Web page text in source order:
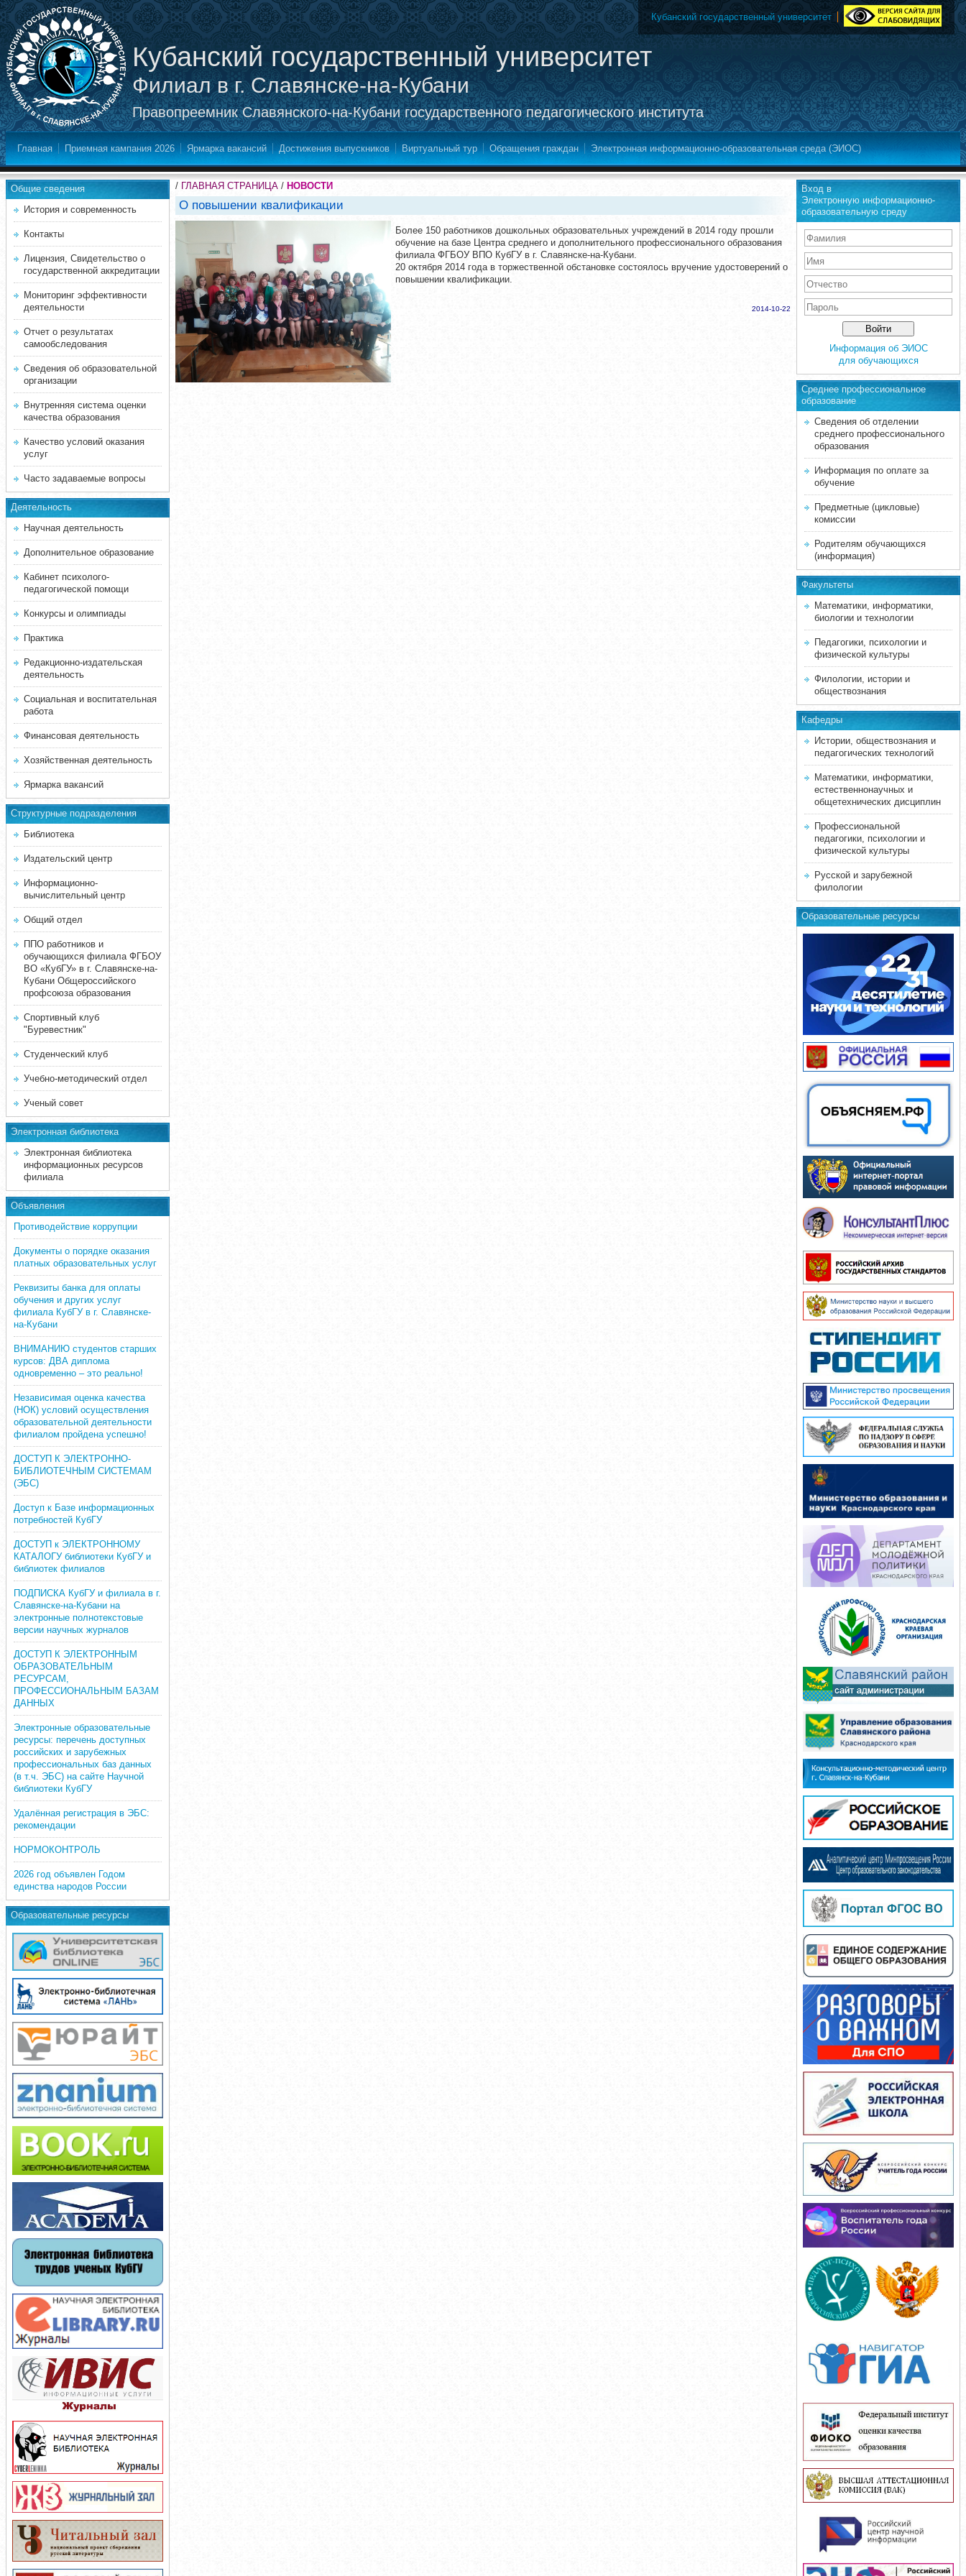
Кубанский государственный университет
Филиал в г. Славянске-на-Кубани
Правопреемник Славянского-на-Кубани государственного педагогического института
Кубанский государственный университет
Главная Приемная кампания 2026 Ярмарка вакансий Достижения выпускников Виртуальный тур Обращения граждан Электронная информационно-образовательная среда (ЭИОС)
Общие сведения
История и современность
Контакты
Лицензия, Свидетельство о
государственной аккредитации
Мониторинг эффективности
деятельности
Отчет о результатах
самообследования
Сведения об образовательной
организации
Внутренняя система оценки
качества образования
Качество условий оказания
услуг
Часто задаваемые вопросы
Деятельность
Научная деятельность
Дополнительное образование
Кабинет психолого-
педагогической помощи
Конкурсы и олимпиады
Практика
Редакционно-издательская
деятельность
Социальная и воспитательная
работа
Финансовая деятельность
Хозяйственная деятельность
Ярмарка вакансий
Структурные подразделения
Библиотека
Издательский центр
Информационно-
вычислительный центр
Общий отдел
ППО работников и
обучающихся филиала ФГБОУ
ВО «КубГУ» в г. Славянске-на-
Кубани Общероссийского
профсоюза образования
Спортивный клуб
"Буревестник"
Студенческий клуб
Учебно-методический отдел
Ученый совет
Электронная библиотека
Электронная библиотека
информационных ресурсов
филиала
Объявления
Противодействие коррупции
Документы о порядке оказания
платных образовательных услуг
Реквизиты банка для оплаты
обучения и других услуг
филиала КубГУ в г. Славянске-
на-Кубани
ВНИМАНИЮ студентов старших
курсов: ДВА диплома
одновременно – это реально!
Независимая оценка качества
(НОК) условий осуществления
образовательной деятельности
филиалом пройдена успешно!
ДОСТУП К ЭЛЕКТРОННО-
БИБЛИОТЕЧНЫМ СИСТЕМАМ
(ЭБС)
Доступ к Базе информационных
потребностей КубГУ
ДОСТУП к ЭЛЕКТРОННОМУ
КАТАЛОГУ библиотеки КубГУ и
библиотек филиалов
ПОДПИСКА КубГУ и филиала в г.
Славянске-на-Кубани на
электронные полнотекстовые
версии научных журналов
ДОСТУП К ЭЛЕКТРОННЫМ
ОБРАЗОВАТЕЛЬНЫМ
РЕСУРСАМ,
ПРОФЕССИОНАЛЬНЫМ БАЗАМ
ДАННЫХ
Электронные образовательные
ресурсы: перечень доступных
российских и зарубежных
профессиональных баз данных
(в т.ч. ЭБС) на сайте Научной
библиотеки КубГУ
Удалённая регистрация в ЭБС:
рекомендации
НОРМОКОНТРОЛЬ
2026 год объявлен Годом
единства народов России
Образовательные ресурсы
/ ГЛАВНАЯ СТРАНИЦА / НОВОСТИ
О повышении квалификации
Более 150 работников дошкольных образовательных учреждений в 2014 году прошли
обучение на базе Центра среднего и дополнительного профессионального образования
филиала ФГБОУ ВПО КубГУ в г. Славянске-на-Кубани.
20 октября 2014 года в торжественной обстановке состоялось вручение удостоверений о
повышении квалификации.
2014-10-22
Вход в
Электронную информационно-
образовательную среду
Информация об ЭИОС
для обучающихся
Среднее професcиональное
образование
Сведения об отделении
среднего профессионального
образования
Информация по оплате за
обучение
Предметные (цикловые)
комиссии
Родителям обучающихся
(информация)
Факультеты
Математики, информатики,
биологии и технологии
Педагогики, психологии и
физической культуры
Филологии, истории и
обществознания
Кафедры
Истории, обществознания и
педагогических технологий
Математики, информатики,
естественнонаучных и
общетехнических дисциплин
Профессиональной
педагогики, психологии и
физической культуры
Русской и зарубежной
филологии
Образовательные ресурсы